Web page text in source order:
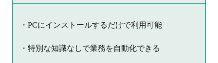
・PCにインストールするだけで利用可能
・特別な知識なしで業務を自動化できる